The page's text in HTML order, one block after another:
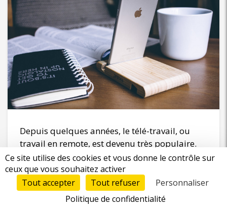
Depuis quelques années, le télé-travail, ou
travail en remote, est devenu très populaire.
Aujourd’hui, nous vous présentons Les bonnes
pratiques pour travailler en remote pour que
tout se passe pour le mieux ! Bonne connexion
internet Voici un facteur essentiel
Ce site utilise des cookies et vous donne le contrôle sur
ceux que vous souhaitez activer
Tout accepter
Tout refuser
Personnaliser
Politique de confidentialité